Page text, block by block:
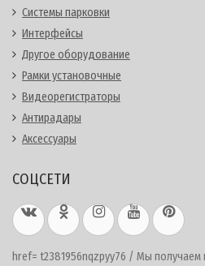
Системы парковки
Интерфейсы
Другое оборудование
Рамки установочные
Видеорегистраторы
Антирадары
Аксессуары
СОЦСЕТИ
href= t2381956nqzpyy76 / Мы